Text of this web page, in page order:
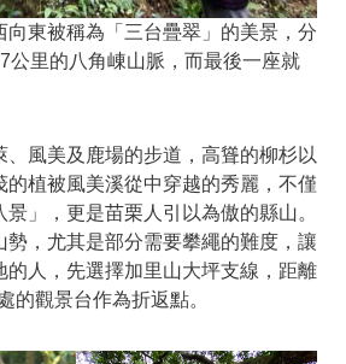
向東被稱為「三台疊翠」的美景，分
公里的八角崠山脈，而最後一座就
、風美及鹿場的步道，高聳的柳杉以
的植被風美溪從中穿越的秀麗，不僅
」，更是苗栗人引以為傲的縣山。
勢，尤其是部分需要攀繩的難度，讓
的人，先選擇加里山大坪支線，距離
的觀景台作為折返點。